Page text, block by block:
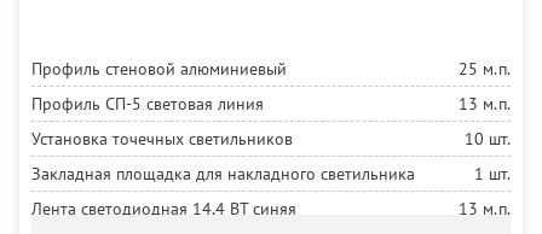
Профиль стеновой алюминиевый
25 м.п.
Профиль СП-5 световая линия
13 м.п.
Установка точечных светильников
10 шт.
Закладная площадка для накладного светильника
1 шт.
Лента светодиодная 14,4 ВТ синяя
13 м.п.